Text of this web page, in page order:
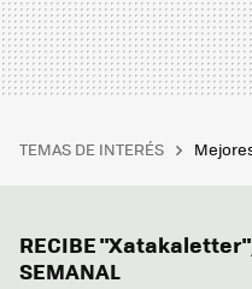
TEMAS DE INTERÉS
RECIBE "Xatakaletter",
SEMANAL